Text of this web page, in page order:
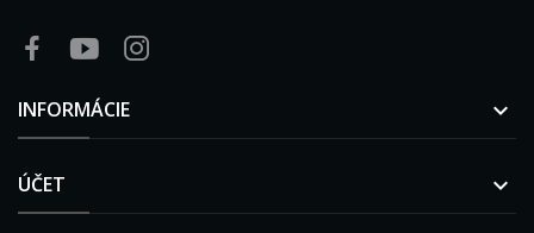
INFORMÁCIE 
ÚČET 